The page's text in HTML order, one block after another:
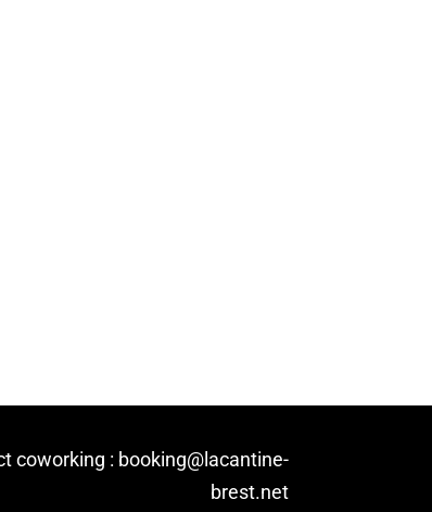
coworking : booking@lacantine-
brest.net